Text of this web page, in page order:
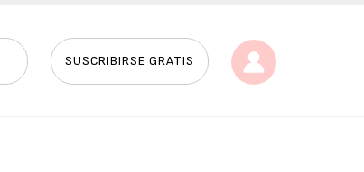
SUSCRIBIRSE GRATIS